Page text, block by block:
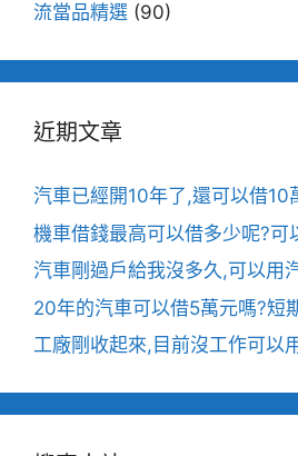
流當品精選 (90)
近期文章
汽車已經開10年了,還可以借10
機車借錢最高可以借多少呢?可
汽車剛過戶給我沒多久,可以用
20年的汽車可以借5萬元嗎?短
工廠剛收起來,目前沒工作可以